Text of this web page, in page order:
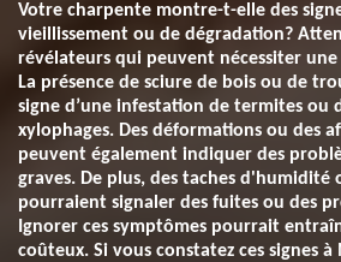
Votre charpente montre-t-elle des
vieillissement ou de dégradation?
révélateurs qui peuvent nécessiter
La présence de sciure de bois ou de
signe d’une infestation de termites ou
xylophages. Des déformations ou des
peuvent également indiquer des
graves. De plus, des taches d'humidité
pourraient signaler des fuites ou des
Ignorer ces symptômes pourrait
coûteux. Si vous constatez ces signes